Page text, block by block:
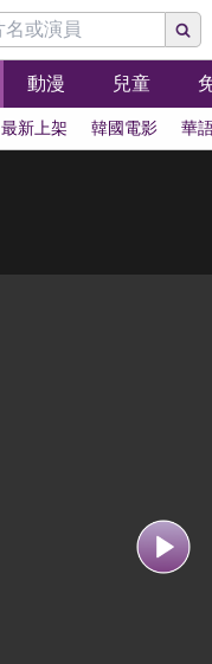
動漫 兒童
最新上架 韓國電影 華